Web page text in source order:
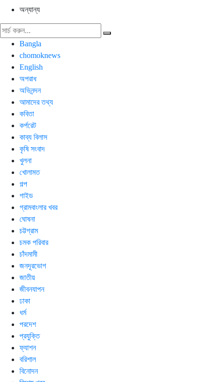
অন্যান্য
Bangla
chomoknews
English
অপরাধ
অভিনন্দন
আমাদের তথ্য
কবিতা
কর্পরেট
কাব্য বিলাস
কৃষি সংবাদ
খুলনা
খোলামত
গল্প
গাইড
গ্রামবাংলার খবর
ঘোষনা
চট্টগ্রাম
চমক পরিবার
চাঁদমামী
জনদূরভোগ
জাতীয়
জীবনযাপন
ঢাকা
ধর্ম
পরদেশ
প্রযুক্তি
ফ্যাশন
বরিশাল
বিনোদন